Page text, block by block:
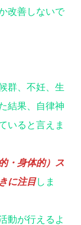
改善しないで
群、不妊、生
結果、自律神
いると言えま
・身体的）ス
に注目しま
動が行えるよ